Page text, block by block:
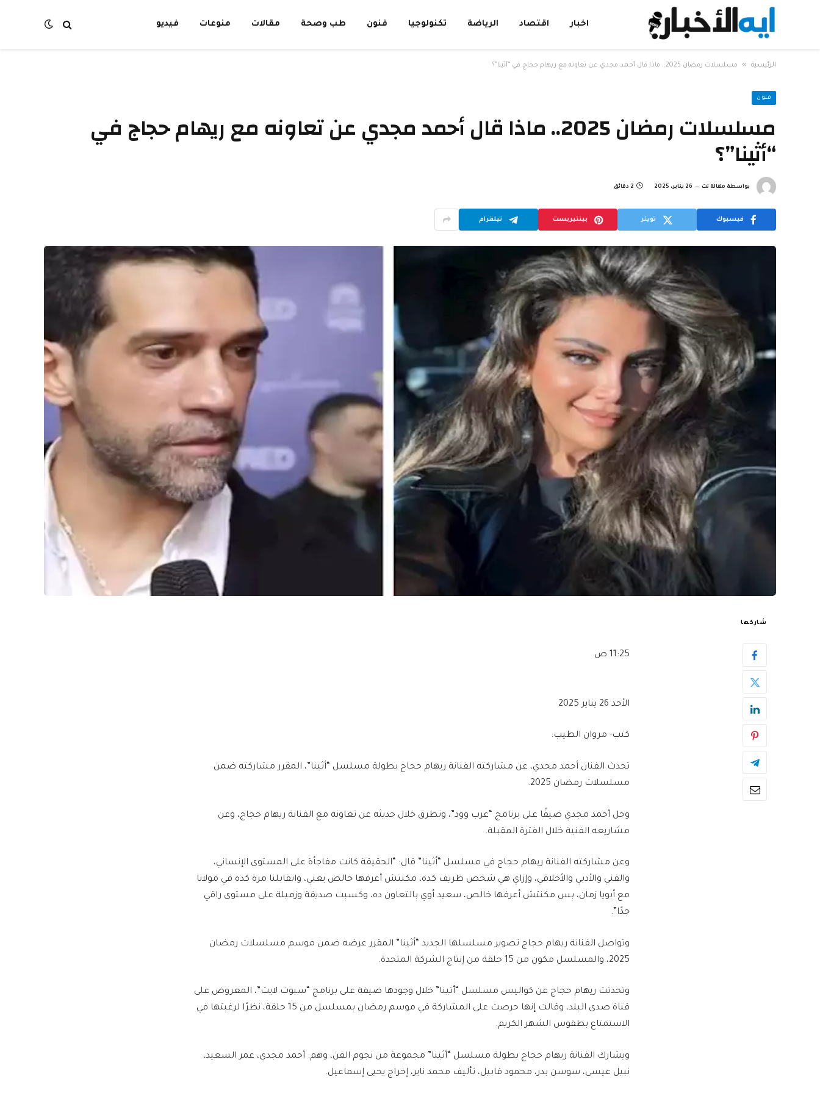
اخبار اقتصاد الرياضة تكنولوجيا فنون طب وصحة مقالات منوعات فيديو
الرئيسية » مسلسلات رمضان 2025.. ماذا قال أحمد مجدي عن تعاونه مع ريهام حجاج في “أثينا”؟
فنون
مسلسلات رمضان 2025.. ماذا قال أحمد مجدي عن تعاونه مع ريهام حجاج في
“أثينا”؟
بواسطة مقالة نت 26 يناير، 2025 2 دقائق
فيسبوك تويتر بينتيريست تيلقرام
شاركها
11:25 ص
الأحد 26 يناير 2025
كتب- مروان الطيب:
تحدث الفنان أحمد مجدي، عن مشاركته الفنانة ريهام حجاج بطولة مسلسل “أثينا”، المقرر مشاركته ضمن
مسلسلات رمضان 2025.
وحل أحمد مجدي ضيفًا على برنامج “عرب وود”، وتطرق خلال حديثه عن تعاونه مع الفنانة ريهام حجاج، وعن
مشاريعه الفنية خلال الفترة المقبلة.
وعن مشاركته الفنانة ريهام حجاج في مسلسل “أثينا” قال: “الحقيقة كانت مفاجأة على المستوى الإنساني،
والفني والأدبي والأخلاقي، وإزاي هي شخص ظريف كده، مكنتش أعرفها خالص يعني، واتقابلنا مرة كده في مولانا
مع أبويا زمان، بس مكنتش أعرفها خالص، سعيد أوي بالتعاون ده، وكسبت صديقة وزميلة على مستوى راقي
جدًا”.
وتواصل الفنانة ريهام حجاج تصوير مسلسلها الجديد “أثينا” المقرر عرضه ضمن موسم مسلسلات رمضان
2025، والمسلسل مكون من 15 حلقة من إنتاج الشركة المتحدة.
وتحدثت ريهام حجاج عن كواليس مسلسل “أثينا” خلال وجودها ضيفة على برنامج “سبوت لايت”، المعروض على
قناة صدى البلد، وقالت إنها حرصت على المشاركة في موسم رمضان بمسلسل من 15 حلقة، نظرًا لرغبتها في
الاستمتاع بطقوس الشهر الكريم.
ويشارك الفنانة ريهام حجاج بطولة مسلسل “أثينا” مجموعة من نجوم الفن، وهم: أحمد مجدي، عمر السعيد،
نبيل عيسى، سوسن بدر، محمود قابيل، تأليف محمد ناير، إخراج يحيى إسماعيل.